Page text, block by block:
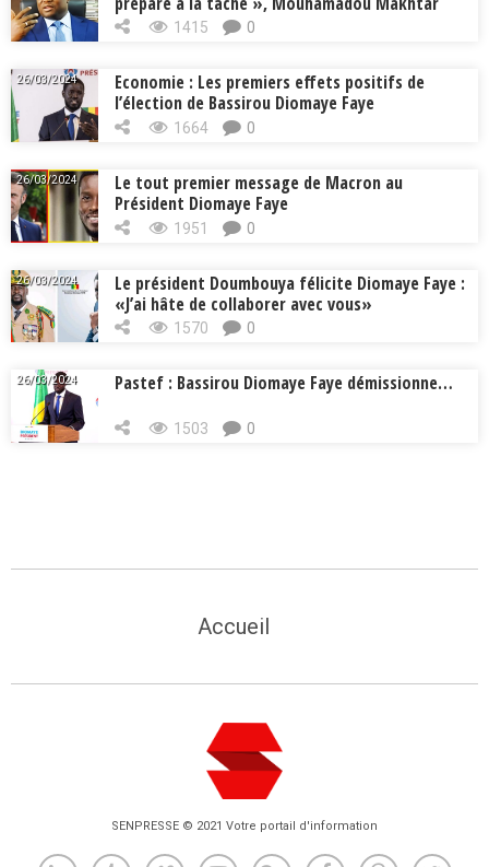
Cissé, Min. Intérieur
1415 0
26/03/2024
Economie : Les premiers effets positifs de
l’élection de Bassirou Diomaye Faye
1664 0
26/03/2024
Le tout premier message de Macron au
Président Diomaye Faye
1951 0
26/03/2024
Le président Doumbouya félicite Diomaye Faye :
«J’ai hâte de collaborer avec vous»
1570 0
26/03/2024 Pastef : Bassirou Diomaye Faye démissionne…
1503 0
Accueil
SENPRESSE © 2021 Votre portail d'information